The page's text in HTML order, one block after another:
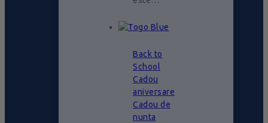
Back to
School
Cadou
aniversare
Cadou de
nunta